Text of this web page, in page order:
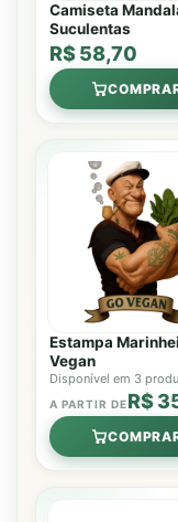
Camiseta
Suculentas
R$ 58,70
Estampa
Vegan
Disponível em 3
A PARTIR DER$